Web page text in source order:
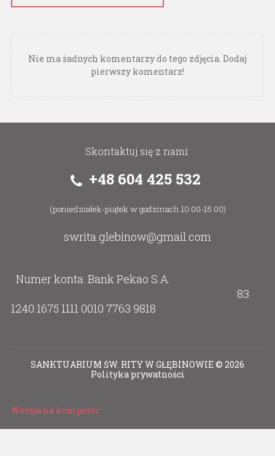
Nie ma żadnych komentarzy do tego zdjęcia. Dodaj
pierwszy komentarz!
Skontaktuj się z nami:
+48 604 425 532
(poniedziałek-piątek w godzinach 10.00-15.00)
swrita.glebinow@gmail.com
Numer konta: Bank Pekao S.A.
83
1240 1675 1111 0010 7763 9818
SANKTUARIUM ŚW. RITY W GŁĘBINOWIE© 2026
Polityka prywatności
Wersja na komputer